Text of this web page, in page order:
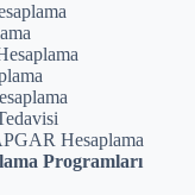
Hesaplama
Programları